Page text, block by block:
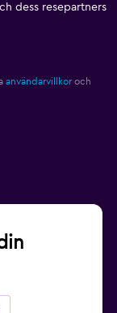
dess resepartners
användarvillkor och